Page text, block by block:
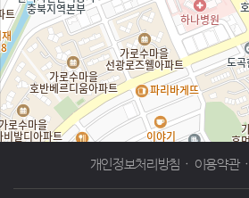
개인정보처리방침 · 이용약관 ·